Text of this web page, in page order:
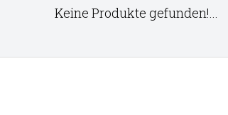
Keine Produkte gefunden!...